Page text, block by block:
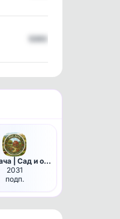
5393
Моя дача | Сад и огород
2031
подп.